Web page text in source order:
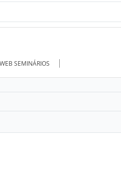
WEB SEMINÁRIOS